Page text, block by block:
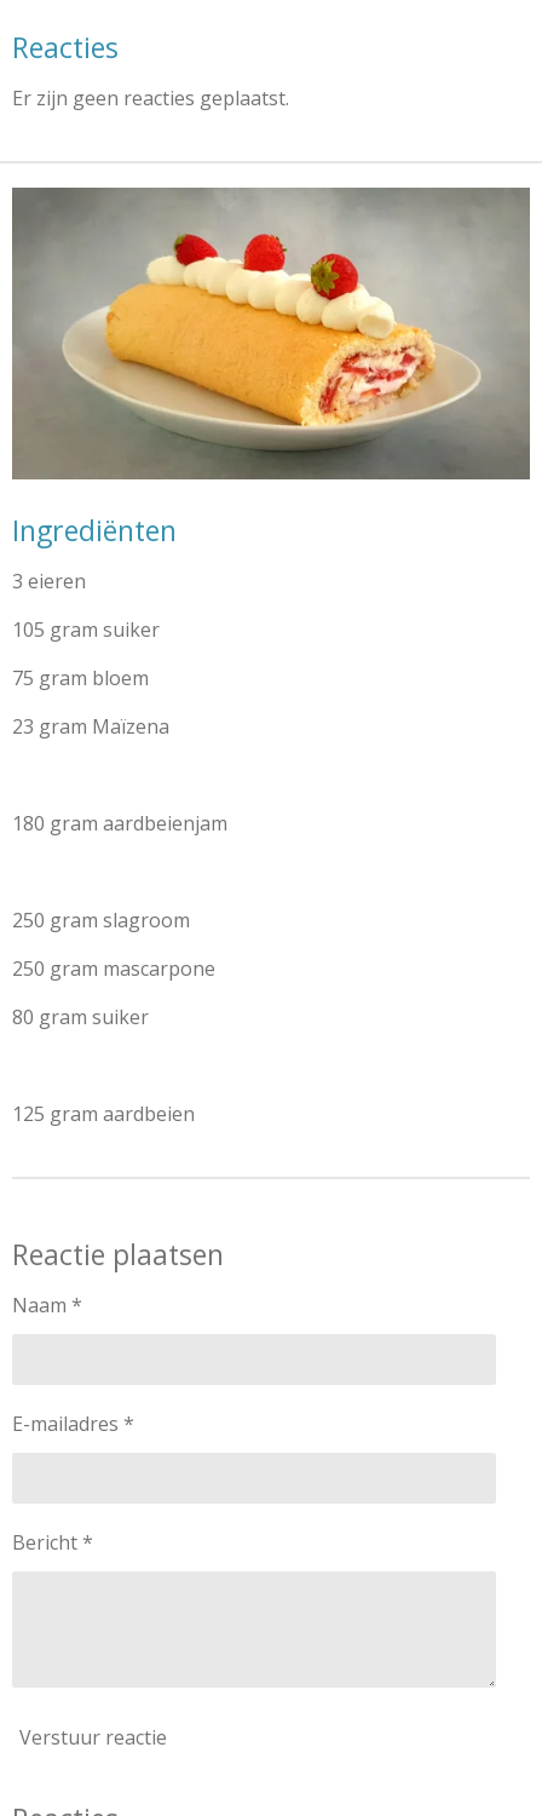
Reacties
Er zijn geen reacties geplaatst.
Ingrediënten
3 eieren
105 gram suiker
75 gram bloem
23 gram Maïzena
180 gram aardbeienjam
250 gram slagroom
250 gram mascarpone
80 gram suiker
125 gram aardbeien
Reactie plaatsen
Naam *
E-mailadres *
Bericht *
Verstuur reactie